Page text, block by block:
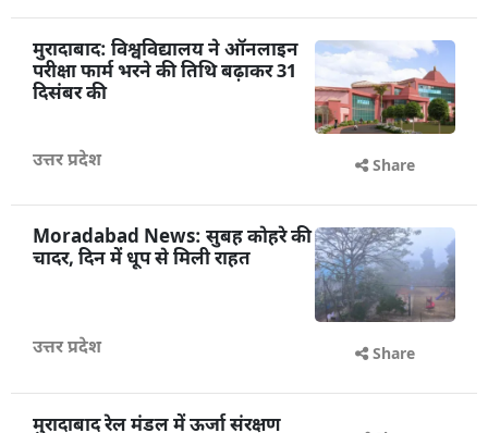
मुरादाबाद: विश्वविद्यालय ने ऑनलाइन
परीक्षा फार्म भरने की तिथि बढ़ाकर 31
दिसंबर की
उत्तर प्रदेश Share
Moradabad News: सुबह कोहरे की
चादर, दिन में धूप से मिली राहत
उत्तर प्रदेश Share
मुरादाबाद रेल मंडल में ऊर्जा संरक्षण